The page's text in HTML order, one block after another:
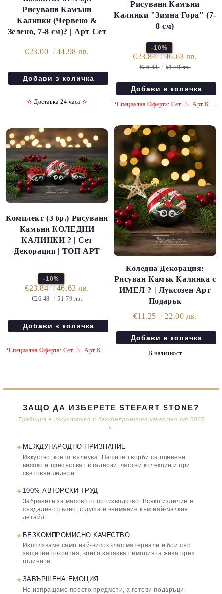
Рисувани Камъни
Калинки (Червено &
Зелено, 7-8 см)? | Арт Сет
€23.00 44.98 лв.
✫ Доставка 24 часа ✫
Рисувани Камъни
Калинки "Зимна Гора" (7-
8 см)
-10%
€23.84 46.63 лв.
€26.48 51.79 лв.
?Специална Оферта: Сет -3- Арт Камъка с -10% отстъпка!
Комплект (3 бр.) Рисувани
Камъни КОЛЕДНИ
КАЛИНКИ ? | Сет
Декорация | ТОП АРТ
-10%
€23.84 46.63 лв.
€26.48 51.79 лв.
?Специална Оферта: Сет -3- Арт Камъка с -10% отстъпка!
Коледна Декорация:
Рисуван Камък Калинка с
ИМЕЛ ? | Луксозен Арт
Подарък
€11.25
22.00 лв.
В наличност
ЗАЩО ДА ИЗБЕРЕТЕ STEFART STONE?
Традиция в изкуството и безкомпромисно качество от 2015
г.
✦ МЕЖДУНАРОДНО ПРИЗНАНИЕ
Изкуство, което вълнува. Нашите творби са оценени
високо и присъстват в галерии, частни колекции и при
световни лидери.
✦ 100% АВТОРСКИ ТРУД
Забравете за масовото производство. Всяко изделие е
създадено ръчно, с душа и внимание към най-малкия
детайл.
✦ БЕЗКОМПРОМИСНО КАЧЕСТВО
Използваме само най-висок клас материали и бои със
защитни покрития, които запазват емоцията жива през
годините.
✦ЗАВЪРШЕНА ЕМОЦИЯ
Не изпращаме просто предмети, а готови подаръци.